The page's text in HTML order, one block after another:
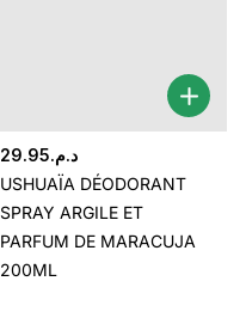
د.م.29.95
USHUAÏA DÉODORANT
SPRAY ARGILE ET
PARFUM DE MARACUJA
200ML